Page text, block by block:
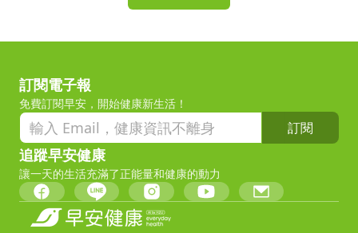
訂閱電子報
免費訂閱早安，開始健康新生活！
訂閱
追蹤早安健康
讓一天的生活充滿了正能量和健康的動力